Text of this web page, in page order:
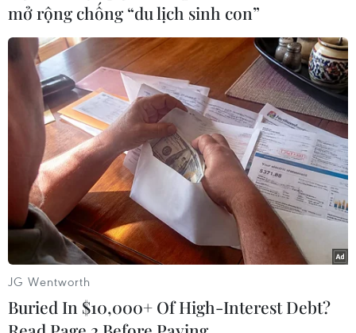
TIN LIÊN QUAN
mở rộng chống “du lịch sinh con”
JG Wentworth
Buried In $10,000+ Of High-Interest Debt?